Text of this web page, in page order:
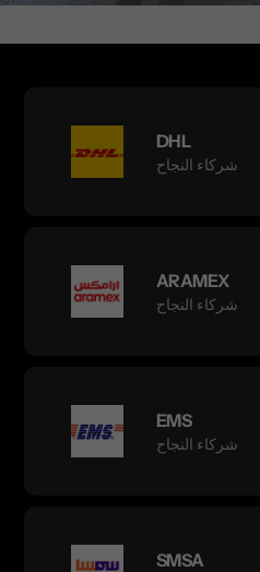
DHL
شركاء النجاح
ARAMEX
شركاء النجاح
EMS
شركاء النجاح
SMSA